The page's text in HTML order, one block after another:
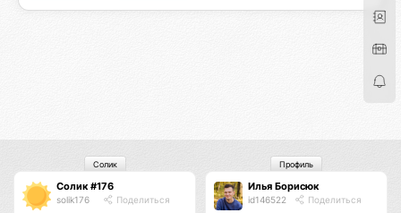
Солик #176
solik176 Поделиться
Солик
Илья Борисюк
id146522 Поделиться
Профиль